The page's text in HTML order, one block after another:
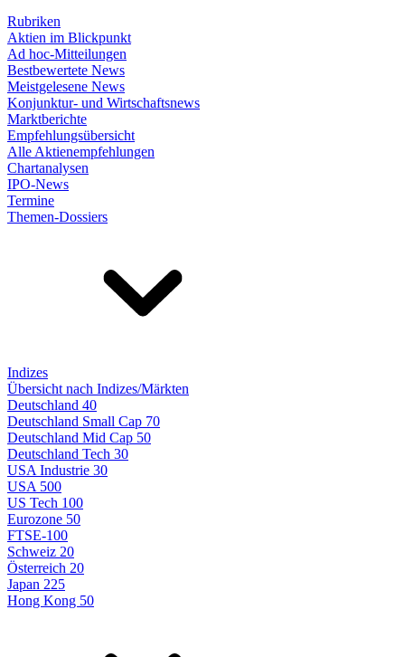
Rubriken
Aktien im Blickpunkt
Ad hoc-Mitteilungen
Bestbewertete News
Meistgelesene News
Konjunktur- und Wirtschaftsnews
Marktberichte
Empfehlungsübersicht
Alle Aktienempfehlungen
Chartanalysen
IPO-News
Termine
Themen-Dossiers
Indizes
Übersicht nach Indizes/Märkten
Deutschland 40
Deutschland Small Cap 70
Deutschland Mid Cap 50
Deutschland Tech 30
USA Industrie 30
USA 500
US Tech 100
Eurozone 50
FTSE-100
Schweiz 20
Österreich 20
Japan 225
Hong Kong 50